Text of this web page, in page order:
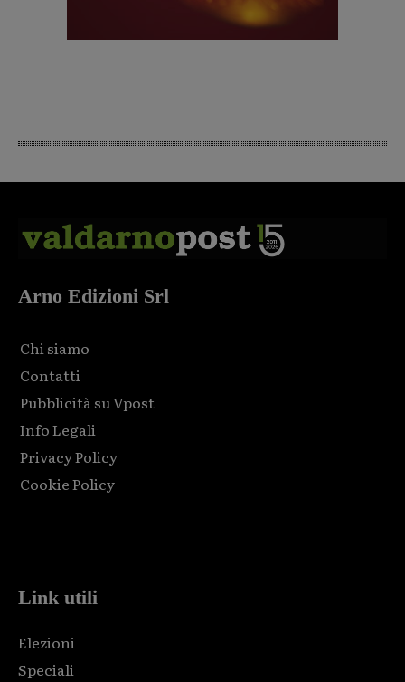
Arno Edizioni Srl
Chi siamo
Contatti
Pubblicità su Vpost
Info Legali
Privacy Policy
Cookie Policy
Link utili
Elezioni
Speciali